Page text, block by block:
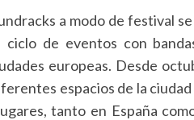
a modo de festival
de eventos con
europeas. Desde
espacios de la
tanto en España